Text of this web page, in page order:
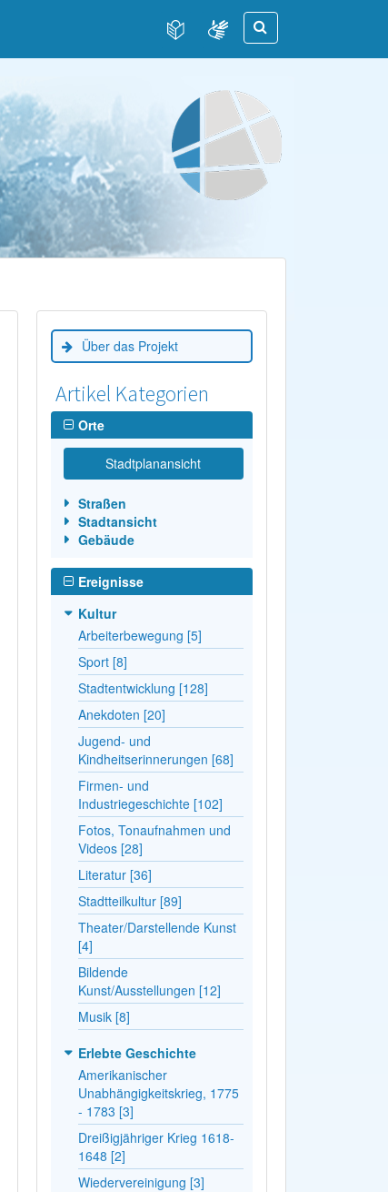
Über das Projekt
Artikel Kategorien
Orte
Stadtplanansicht
Straßen
Stadtansicht
Gebäude
Ereignisse
Kultur
Arbeiterbewegung [5]
Sport [8]
Stadtentwicklung [128]
Anekdoten [20]
Jugend- und
Kindheitserinnerungen [68]
Firmen- und
Industriegeschichte [102]
Fotos, Tonaufnahmen und
Videos [28]
Literatur [36]
Stadtteilkultur [89]
Theater/Darstellende Kunst
[4]
Bildende
Kunst/Ausstellungen [12]
Musik [8]
Erlebte Geschichte
Amerikanischer
Unabhängigkeitskrieg, 1775
- 1783 [3]
Dreißigjähriger Krieg 1618-
1648 [2]
Wiedervereinigung [3]